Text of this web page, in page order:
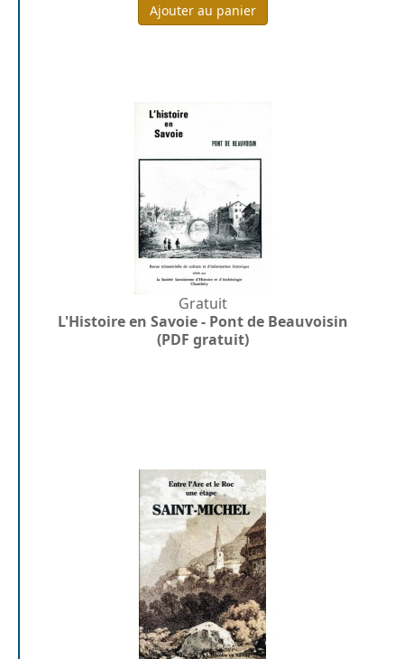
Ajouter au panier
Gratuit
L'Histoire en Savoie - Pont de Beauvoisin
(PDF gratuit)